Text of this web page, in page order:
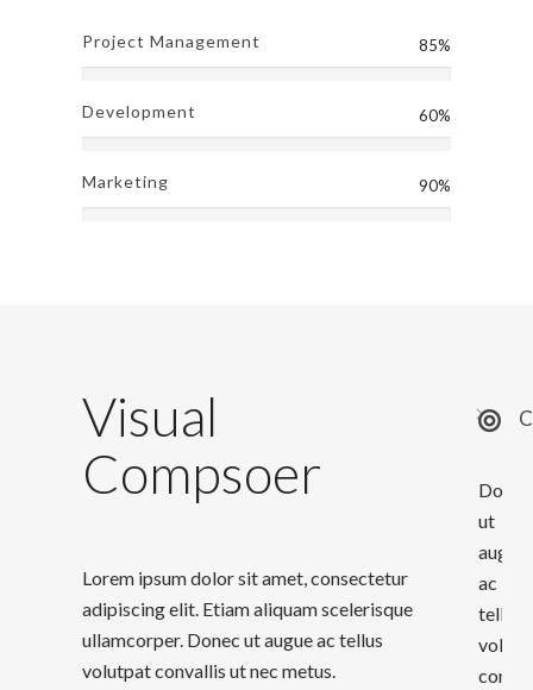
Project Management 85%
Development 60%
Marketing 90%
Visual
Compsoer
Lorem ipsum dolor sit amet, consectetur
adipiscing elit. Etiam aliquam scelerisque
ullamcorper. Donec ut augue ac tellus
volutpat convallis ut nec metus.
Donec
ut
augue
ac
tellus